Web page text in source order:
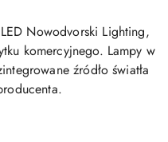
Nowodvorski Lighting,
komercyjnego. Lampy w
źródło światła